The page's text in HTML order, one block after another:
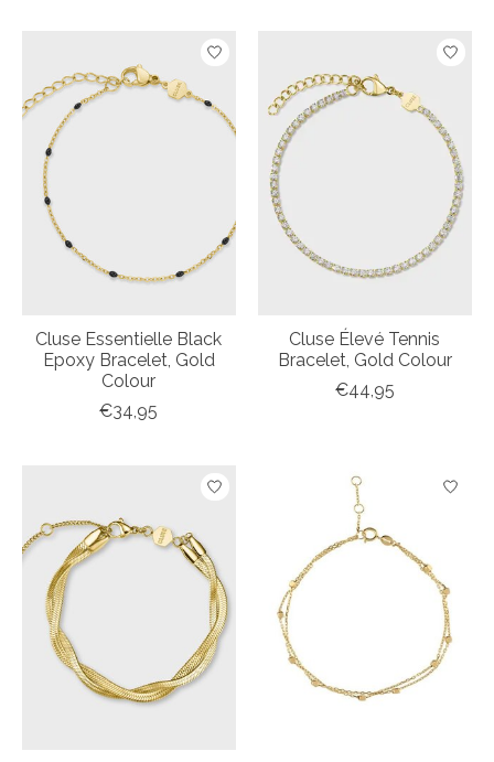
Cluse Essentielle Black
Epoxy Bracelet, Gold
Colour
€34,95
Cluse Élevé Tennis
Bracelet, Gold Colour
€44,95